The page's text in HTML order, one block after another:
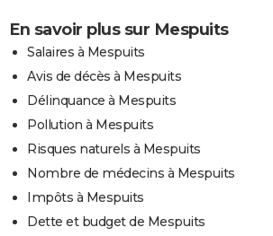
En savoir plus sur Mespuits
Salaires à Mespuits
Avis de décès à Mespuits
Délinquance à Mespuits
Pollution à Mespuits
Risques naturels à Mespuits
Nombre de médecins à Mespuits
Impôts à Mespuits
Dette et budget de Mespuits